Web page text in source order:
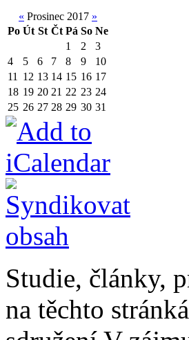
« Prosinec 2017 »
Po Út St Čt Pá So Ne
1
2
3
4
5 6 7 8 9
10
11
12 13 14 15 16 17
18 19 20 21 22 23 24
25 26 27 28 29 30 31
Studie, články,
na těchto